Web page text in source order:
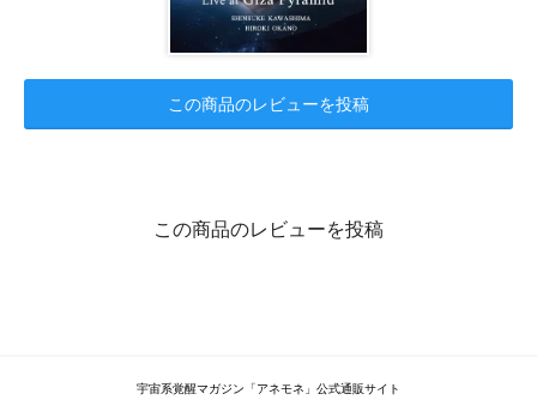
この商品のレビューを投稿
この商品のレビューを投稿
宇宙系覚醒マガジン「アネモネ」公式通販サイト